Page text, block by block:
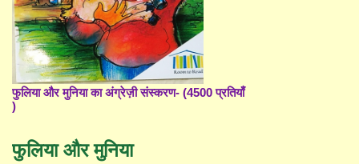
फुलिया और मुनिया का अंग्रेज़ी संस्करण- (4500 प्रतियाँ
)
फुलिया और मुनिया